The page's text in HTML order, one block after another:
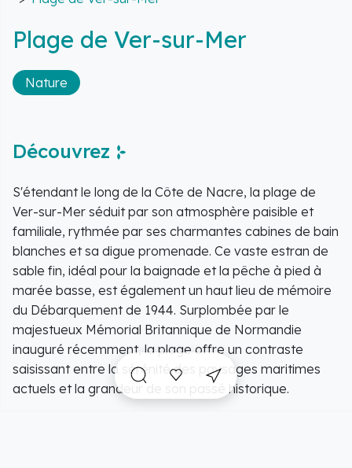
Plage de Ver-sur-Mer
Nature
Découvrez
S'étendant le long de la Côte de Nacre, la plage de
Ver-sur-Mer séduit par son atmosphère paisible et
familiale, rythmée par ses charmantes cabines de bain
blanches et sa digue promenade. Ce vaste estran de
sable fin, idéal pour la baignade et la pêche à pied à
marée basse, est également un haut lieu de mémoire
du Débarquement de 1944. Surplombée par le
majestueux Mémorial Britannique de Normandie
inauguré récemment, la plage offre un contraste
saisissant entre la sérénité des paysages maritimes
actuels et la grandeur de son passé historique.